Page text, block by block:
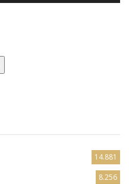
14.881
8.256